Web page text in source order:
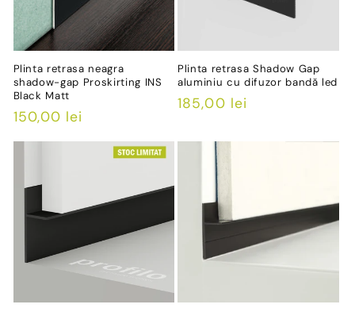
Plinta retrasa neagra
shadow-gap Proskirting INS
Black Matt
Preț
150,00 lei
Plinta retrasa Shadow Gap
aluminiu cu difuzor bandă led
Preț
185,00 lei